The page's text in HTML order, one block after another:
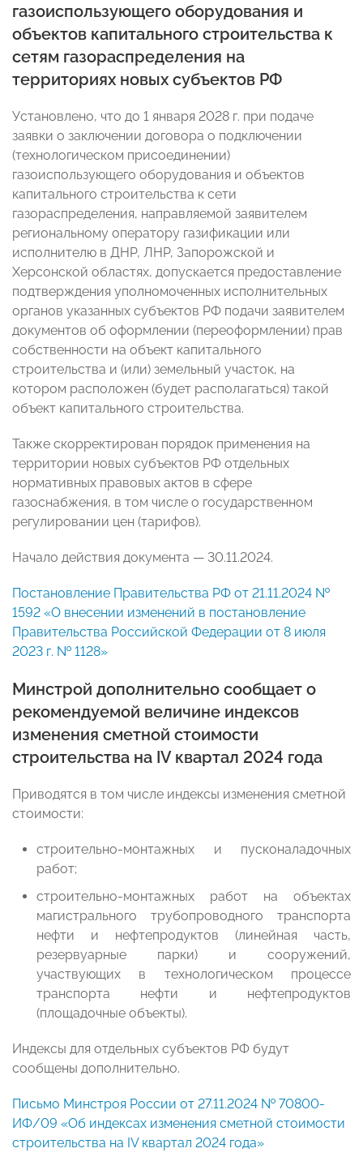
газоиспользующего оборудования и
объектов капитального строительства к
сетям газораспределения на
территориях новых субъектов РФ
Установлено, что до 1 января 2028 г. при подаче
заявки о заключении договора о подключении
(технологическом присоединении)
газоиспользующего оборудования и объектов
капитального строительства к сети
газораспределения, направляемой заявителем
региональному оператору газификации или
исполнителю в ДНР, ЛНР, Запорожской и
Херсонской областях, допускается предоставление
подтверждения уполномоченных исполнительных
органов указанных субъектов РФ подачи заявителем
документов об оформлении (переоформлении) прав
собственности на объект капитального
строительства и (или) земельный участок, на
котором расположен (будет располагаться) такой
объект капитального строительства.
Также скорректирован порядок применения на
территории новых субъектов РФ отдельных
нормативных правовых актов в сфере
газоснабжения, в том числе о государственном
регулировании цен (тарифов).
Начало действия документа — 30.11.2024.
Постановление Правительства РФ от 21.11.2024 №
1592 «О внесении изменений в постановление
Правительства Российской Федерации от 8 июля
2023 г. № 1128»
Минстрой дополнительно сообщает о
рекомендуемой величине индексов
изменения сметной стоимости
строительства на IV квартал 2024 года
Приводятся в том числе индексы изменения сметной
стоимости:
строительно-монтажных и пусконаладочных
работ;
строительно-монтажных работ на объектах
магистрального трубопроводного транспорта
нефти и нефтепродуктов (линейная часть,
резервуарные парки) и сооружений,
участвующих в технологическом процессе
транспорта нефти и нефтепродуктов
(площадочные объекты).
Индексы для отдельных субъектов РФ будут
сообщены дополнительно.
Письмо Минстроя России от 27.11.2024 № 70800-
ИФ/09 «Об индексах изменения сметной стоимости
строительства на IV квартал 2024 года»